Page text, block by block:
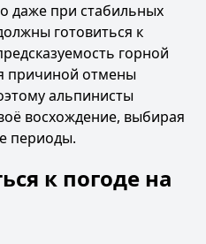
даже при стабильных
готовиться к
горной
причиной отмены
альпинисты
восхождение, выбирая
периоды.
к погоде на